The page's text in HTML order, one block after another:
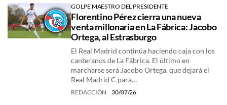
GOLPE MAESTRO DEL PRESIDENTE
Florentino Pérez cierra una nueva
venta millonaria en La Fábrica: Jacobo
Ortega, al Estrasburgo
El Real Madrid continúa haciendo caja con los
canteranos de La Fábrica. El último en
marcharse será Jacobo Ortega, que dejará el
Real Madrid C para…
REDACCIÓN 30/07/26